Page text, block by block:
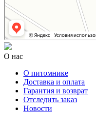
О нас
О питомнике
Доставка и оплата
Гарантия и возврат
Отследить заказ
Новости